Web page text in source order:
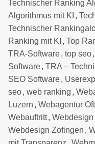
Technischer Ranking
Algorithmus mit KI ,
Technischer
Ranking mit KI , Top
TRA-Software, top seo,
Software, TRA –
SEO Software,
seo, web ranking ,
Luzern , Webagentur
Webauftritt, Webdesign
Webdesign Zofingen ,